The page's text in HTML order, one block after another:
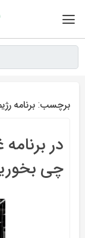
برچسب: برنامه
در
چی